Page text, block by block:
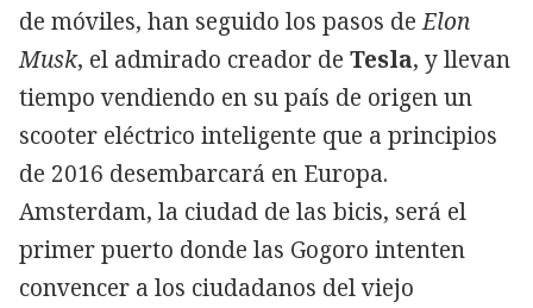
de móviles, han seguido los pasos deElon
Musk, el admirado creador de Tesla, y llevan
tiempo vendiendo en su país de origen un
scooter eléctrico inteligente que a principios
de 2016 desembarcará en Europa.
Amsterdam, la ciudad de las bicis, será el
primer puerto donde las Gogoro intenten
convencer a los ciudadanos del viejo